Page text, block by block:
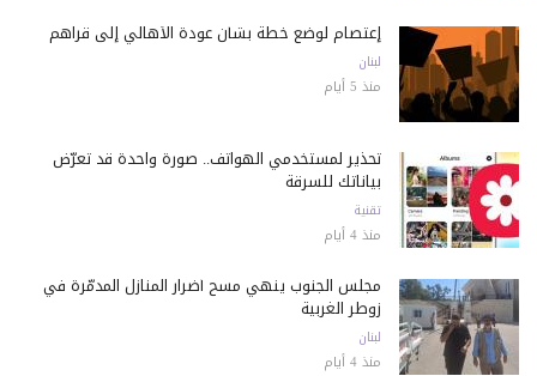
إعتصام لوضع خطة بشأن عودة الأهالي إلى قراهم
لبنان
منذ 5 أيام
تحذير لمستخدمي الهواتف.. صورة واحدة قد تعرّض
بياناتك للسرقة
تقنية
منذ 4 أيام
مجلس الجنوب ينهي مسح أضرار المنازل المدمّرة في
زوطر الغربية
لبنان
منذ 4 أيام